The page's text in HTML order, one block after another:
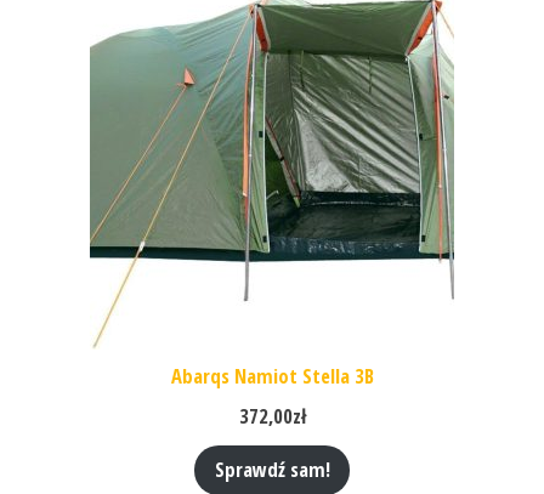
Abarqs Namiot Stella 3B
372,00zł
Sprawdź sam!